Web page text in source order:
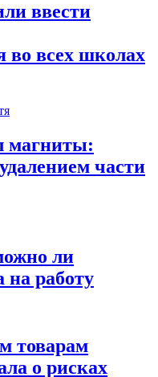
ввести
во всех школах
магниты:
части
ли
на работу
товарам
о рисках